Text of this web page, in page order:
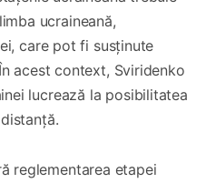
ucraineană,
care pot fi susținute
acest context, Sviridenko
lucrează la posibilitatea
reglementarea etapei